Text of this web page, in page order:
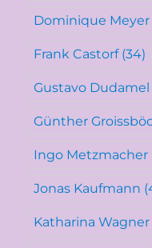
Dominique Meyer
Frank Castorf(34)
Gustavo Dudamel
Günther
Ingo Metzmacher
Jonas Kaufmann
Katharina Wagner